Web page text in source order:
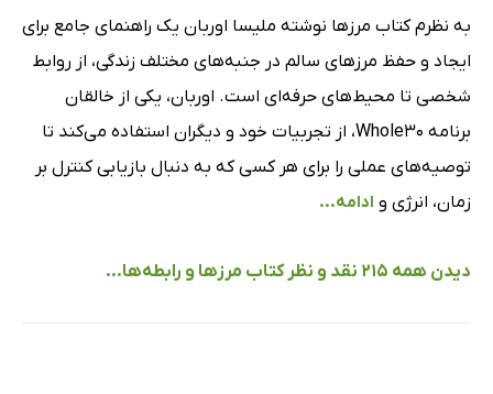
به نظرم کتاب مرزها نوشته ملیسا اوربان یک راهنمای جامع برای
ایجاد و حفظ مرزهای سالم در جنبه‌های مختلف زندگی، از روابط
شخصی تا محیط‌های حرفه‌ای است. اوربان، یکی از خالقان
برنامه Whole30، از تجربیات خود و دیگران استفاده می‌کند تا
توصیه‌های عملی را برای هر کسی که به دنبال بازیابی کنترل بر
زمان، انرژی و ادامه...
دیدن همه 215 نقد و نظر کتاب مرزها و رابطه‌ها...